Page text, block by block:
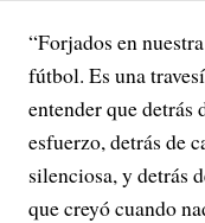
“Forjados en
fútbol. Es una
entender que detrás
esfuerzo, detrás de
silenciosa, y detrás
que creyó cuando